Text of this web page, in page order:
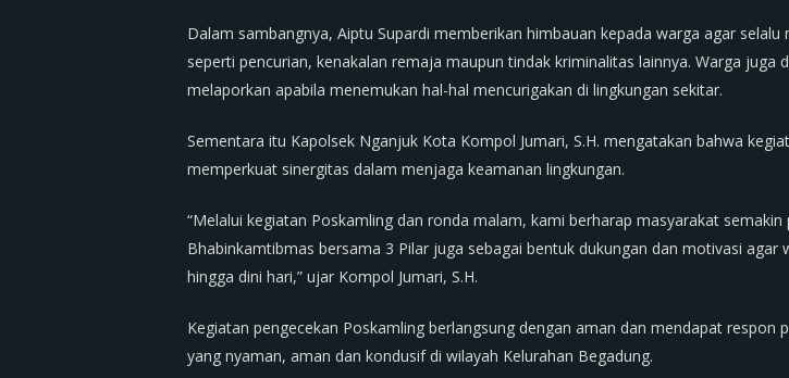
Dalam sambangnya, Aiptu Supardi memberikan himbauan kepada warga agar
seperti pencurian, kenakalan remaja maupun tindak kriminalitas lainnya. Warga
melaporkan apabila menemukan hal-hal mencurigakan di lingkungan sekitar.
Sementara itu Kapolsek Nganjuk Kota Kompol Jumari, S.H. mengatakan bahwa
memperkuat sinergitas dalam menjaga keamanan lingkungan.
“Melalui kegiatan Poskamling dan ronda malam, kami berharap masyarakat
Bhabinkamtibmas bersama 3 Pilar juga sebagai bentuk dukungan dan motivasi
hingga dini hari,” ujar Kompol Jumari, S.H.
Kegiatan pengecekan Poskamling berlangsung dengan aman dan mendapat
yang nyaman, aman dan kondusif di wilayah Kelurahan Begadung.